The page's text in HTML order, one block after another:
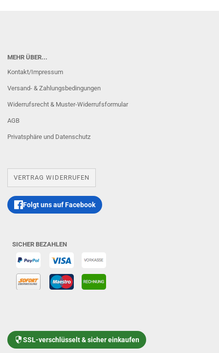
MEHR ÜBER...
Kontakt/Impressum
Versand- & Zahlungsbedingungen
Widerrufsrecht & Muster-Widerrufsformular
AGB
Privatsphäre und Datenschutz
VERTRAG WIDERRUFEN
Folgt uns auf Facebook
SICHER BEZAHLEN
SSL-verschlüsselt & sicher einkaufen